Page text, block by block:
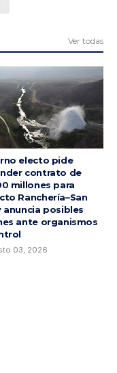
Ver todas
electo pide
contrato de
millones para
Ranchería–San
anuncia posibles
ante organismos
03, 2026